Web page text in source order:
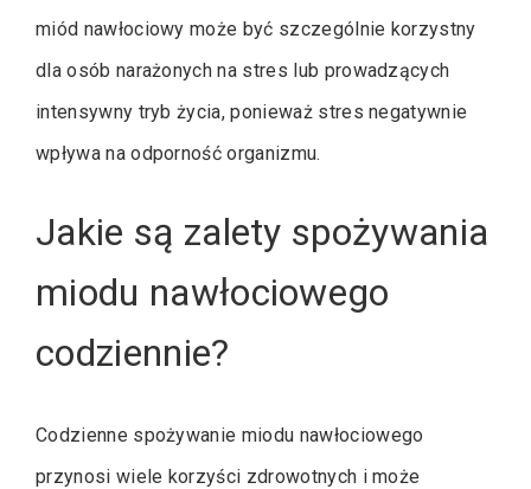
miód nawłociowy może być szczególnie korzystny
dla osób narażonych na stres lub prowadzących
intensywny tryb życia, ponieważ stres negatywnie
wpływa na odporność organizmu.
Jakie są zalety spożywania
miodu nawłociowego
codziennie?
Codzienne spożywanie miodu nawłociowego
przynosi wiele korzyści zdrowotnych i może